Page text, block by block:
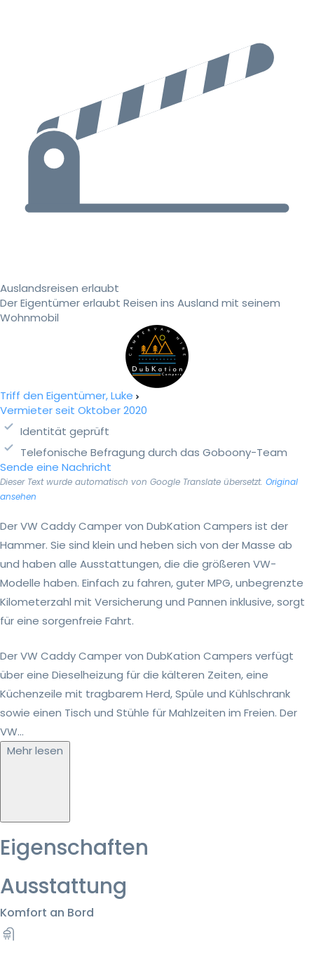
Auslandsreisen erlaubt
Der Eigentümer erlaubt Reisen ins Ausland mit seinem
Wohnmobil
Triff den Eigentümer, Luke
Vermieter seit Oktober 2020
Identität geprüft
Telefonische Befragung durch das Goboony-Team
Sende eine Nachricht
Dieser Text wurde automatisch von Google Translate übersetzt. Original
ansehen
Der VW Caddy Camper von DubKation Campers ist der
Hammer. Sie sind klein und heben sich von der Masse ab
und haben alle Ausstattungen, die die größeren VW-
Modelle haben. Einfach zu fahren, guter MPG, unbegrenzte
Kilometerzahl mit Versicherung und Pannen inklusive, sorgt
für eine sorgenfreie Fahrt.
Der VW Caddy Camper von DubKation Campers verfügt
über eine Dieselheizung für die kälteren Zeiten, eine
Küchenzeile mit tragbarem Herd, Spüle und Kühlschrank
sowie einen Tisch und Stühle für Mahlzeiten im Freien. Der
VW...
Mehr lesen
Eigenschaften
Ausstattung
Komfort an Bord